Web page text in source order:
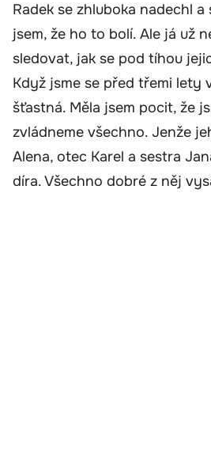
Radek se zhluboka nadechl a
jsem, že ho to bolí. Ale já už
sledovat, jak se pod tíhou
Když jsme se před třemi lety
šťastná. Měla jsem pocit, že
zvládneme všechno. Jenže
Alena, otec Karel a sestra
díra. Všechno dobré z něj